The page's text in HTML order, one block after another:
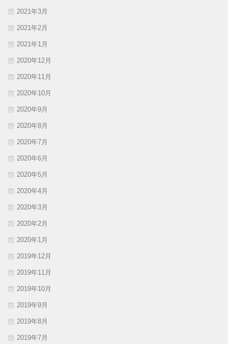
2021年3月
2021年2月
2021年1月
2020年12月
2020年11月
2020年10月
2020年9月
2020年8月
2020年7月
2020年6月
2020年5月
2020年4月
2020年3月
2020年2月
2020年1月
2019年12月
2019年11月
2019年10月
2019年9月
2019年8月
2019年7月